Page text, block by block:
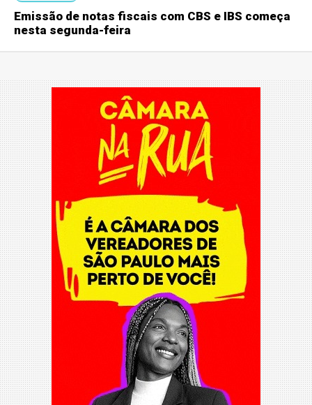
Emissão de notas fiscais com CBS e IBS começa
nesta segunda-feira